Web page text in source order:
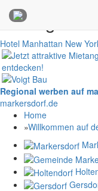
Anzeigen
Hotel Manhattan New
Regional werben auf
markersdorf.de
Home
»Willkommen auf